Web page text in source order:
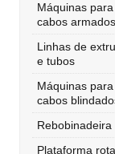
Máquinas
cabos armados
Linhas de
e tubos
Máquinas
cabos
Rebobinadeira
Plataforma